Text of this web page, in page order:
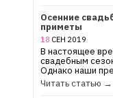
Осенние
приметы
18 СЕН 2019
В настоящее
свадебным
Однако наши
Читать статью →